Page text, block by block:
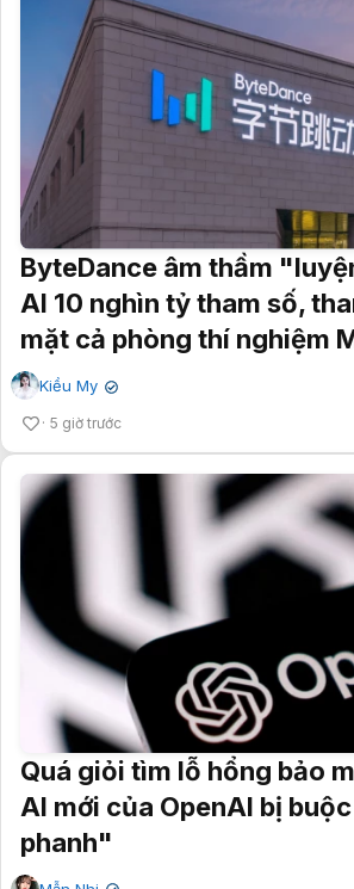
ByteDance âm thầm
AI 10 nghìn tỷ tham số,
mặt cả phòng thí nghiệm
Kiều My ✔
5 giờ trước
Quá giỏi tìm lỗ hổng bảo
AI mới của OpenAI bị
phanh"